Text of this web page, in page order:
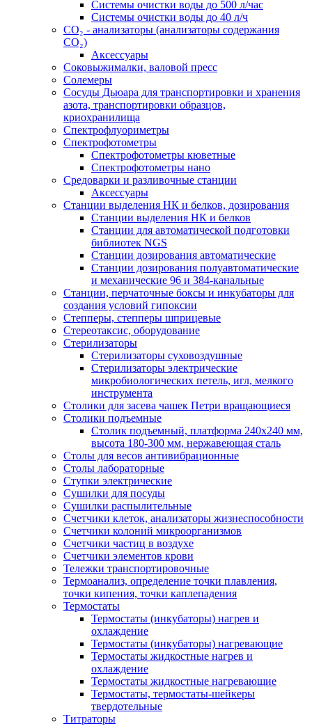
Системы очистки воды до 500 л/час
Системы очистки воды до 40 л/ч
СО₂ - анализаторы (анализаторы содержания
СО₂)
Аксессуары
Соковыжималки, валовой пресс
Солемеры
Сосуды Дьюара для транспортировки и хранения
азота, транспортировки образцов,
криохранилища
Спектрофлуориметры
Спектрофотометры
Спектрофотометры кюветные
Спектрофотометры нано
Средоварки и разливочные станции
Аксессуары
Станции выделения НК и белков, дозирования
Станции выделения НК и белков
Станции для автоматической подготовки
библиотек NGS
Станции дозирования автоматические
Станции дозирования полуавтоматические
и механические 96 и 384-канальные
Станции, перчаточные боксы и инкубаторы для
создания условий гипоксии
Степперы, степперы шприцевые
Стереотаксис, оборудование
Стерилизаторы
Стерилизаторы суховоздушные
Стерилизаторы электрические
микробиологических петель, игл, мелкого
инструмента
Столики для засева чашек Петри вращающиеся
Столики подъемные
Столик подъемный, платформа 240х240 мм,
высота 180-300 мм, нержавеющая сталь
Столы для весов антивибрационные
Столы лабораторные
Ступки электрические
Сушилки для посуды
Сушилки распылительные
Счетчики клеток, анализаторы жизнеспособности
Счетчики колоний микроорганизмов
Счетчики частиц в воздухе
Счетчики элементов крови
Тележки транспортировочные
Термоанализ, определение точки плавления,
точки кипения, точки каплепадения
Термостаты
Термостаты (инкубаторы) нагрев и
охлаждение
Термостаты (инкубаторы) нагревающие
Термостаты жидкостные нагрев и
охлаждение
Термостаты жидкостные нагревающие
Термостаты, термостаты-шейкеры
твердотельные
Титраторы